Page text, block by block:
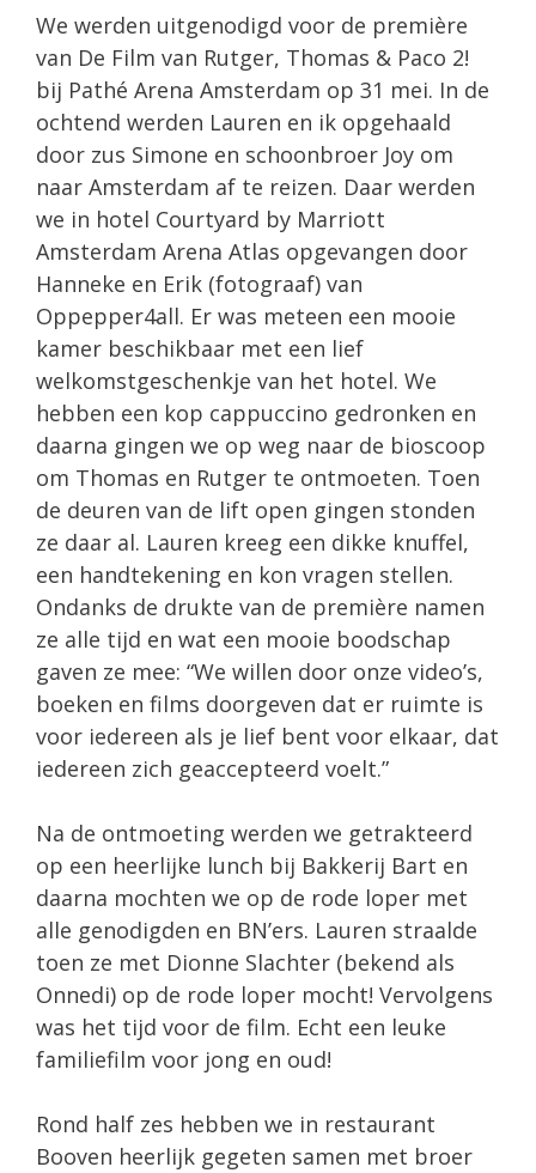
We werden uitgenodigd voor de première
van De Film van Rutger, Thomas & Paco 2!
bij Pathé Arena Amsterdam op 31 mei. In de
ochtend werden Lauren en ik opgehaald
door zus Simone en schoonbroer Joy om
naar Amsterdam af te reizen. Daar werden
we in hotel Courtyard by Marriott
Amsterdam Arena Atlas opgevangen door
Hanneke en Erik (fotograaf) van
Oppepper4all. Er was meteen een mooie
kamer beschikbaar met een lief
welkomstgeschenkje van het hotel. We
hebben een kop cappuccino gedronken en
daarna gingen we op weg naar de bioscoop
om Thomas en Rutger te ontmoeten. Toen
de deuren van de lift open gingen stonden
ze daar al. Lauren kreeg een dikke knuffel,
een handtekening en kon vragen stellen.
Ondanks de drukte van de première namen
ze alle tijd en wat een mooie boodschap
gaven ze mee: “We willen door onze video’s,
boeken en films doorgeven dat er ruimte is
voor iedereen als je lief bent voor elkaar, dat
iedereen zich geaccepteerd voelt.”
Na de ontmoeting werden we getrakteerd
op een heerlijke lunch bij Bakkerij Bart en
daarna mochten we op de rode loper met
alle genodigden en BN’ers. Lauren straalde
toen ze met Dionne Slachter (bekend als
Onnedi) op de rode loper mocht! Vervolgens
was het tijd voor de film. Echt een leuke
familiefilm voor jong en oud!
Rond half zes hebben we in restaurant
Booven heerlijk gegeten samen met broer